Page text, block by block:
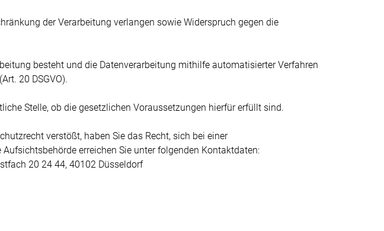
der Verarbeitung verlangen sowie Widerspruch gegen die
besteht und die Datenverarbeitung mithilfe automatisierter Verfahren
20 DSGVO).
Stelle, ob die gesetzlichen Voraussetzungen hierfür erfüllt sind.
verstößt, haben Sie das Recht, sich bei einer
erreichen Sie unter folgenden Kontaktdaten:
20 24 44, 40102 Düsseldorf